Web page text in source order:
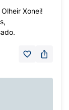
Xonei!